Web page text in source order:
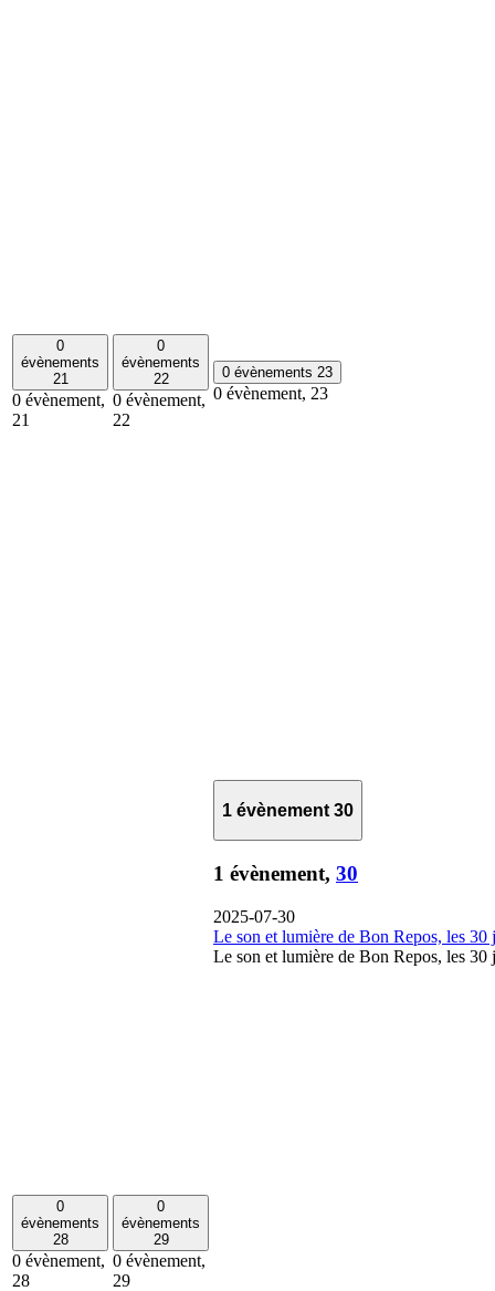
0
évènements
21
0 évènement,
21
0
évènements
22
0 évènement,
22
0 évènements 23
0 évènement, 23
0
évènements
28
0 évènement,
28
0
évènements
29
0 évènement,
29
1 évènement 30
1 évènement, 30
2025-07-30
Le son et lumière de Bon Repos, les
Le son et lumière de Bon Repos, les